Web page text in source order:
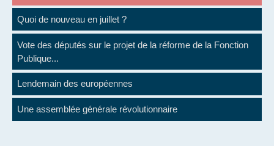
Quoi de nouveau en juillet ?
Vote des députés sur le projet de la réforme de la Fonction
Publique...
Lendemain des européennes
Une assemblée générale révolutionnaire